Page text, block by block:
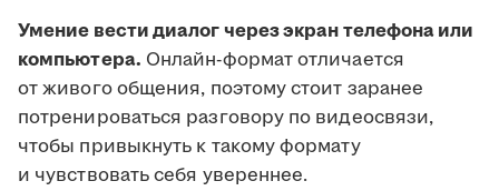
Умение вести диалог через экран телефона или
компьютера. Онлайн-формат отличается
от живого общения, поэтому стоит заранее
потренироваться разговору по видеосвязи,
чтобы привыкнуть к такому формату
и чувствовать себя увереннее.